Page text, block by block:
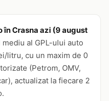
în Crasna azi (9 august
mediu al GPL-ului auto
litru, cu un maxim de 0
(Petrom, OMV,
actualizat la fiecare 2